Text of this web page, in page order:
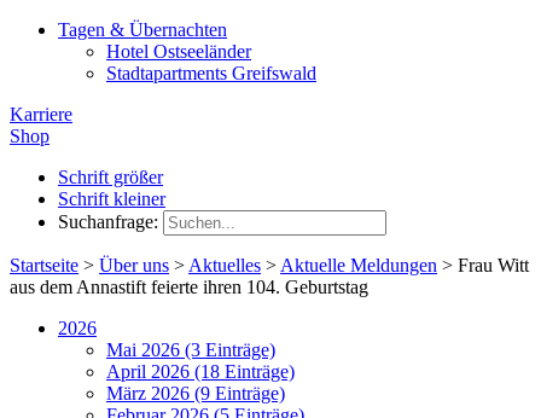
Tagen & Übernachten
Hotel Ostseeländer
Stadtapartments Greifswald
Karriere
Shop
Schrift größer
Schrift kleiner
Suchanfrage:
Startseite > Über uns > Aktuelles > Aktuelle Meldungen > Frau Witt
aus dem Annastift feierte ihren 104. Geburtstag
2026
Mai 2026 (3 Einträge)
April 2026 (18 Einträge)
März 2026 (9 Einträge)